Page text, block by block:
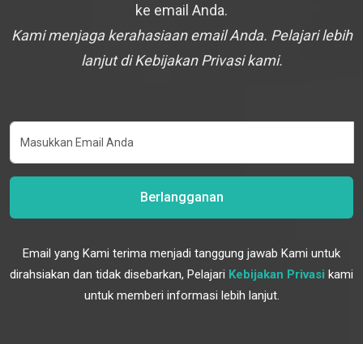
ke email Anda.
Kami menjaga kerahasiaan email Anda. Pelajari lebih
lanjut di Kebijakan Privasi kami.
Berlangganan
Email yang Kami terima menjadi tanggung jawab Kami untuk
dirahsiakan dan tidak disebarkan, Pelajari Kebijakan Privasi kami
untuk memberi informasi lebih lanjut.